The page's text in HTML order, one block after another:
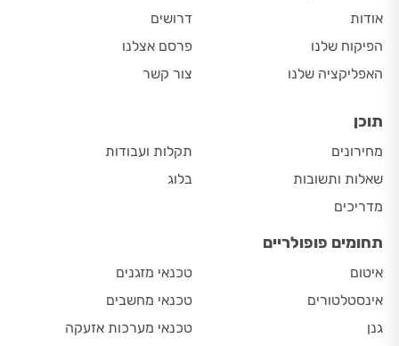
אודות
הפיקוח שלנו
האפליקציה שלנו
דרושים
פרסם אצלנו
צור קשר
תוכן
מחירונים
שאלות ותשובות
מדריכים
תקלות ועבודות
בלוג
תחומים פופולריים
איטום
אינסטלטורים
גנן
טכנאי מזגנים
טכנאי מחשבים
טכנאי מערכות אזעקה